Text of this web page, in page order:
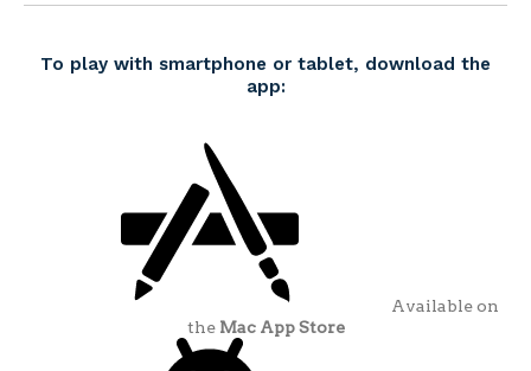
To play with smartphone or tablet, download the
app:
Available on
the Mac App Store